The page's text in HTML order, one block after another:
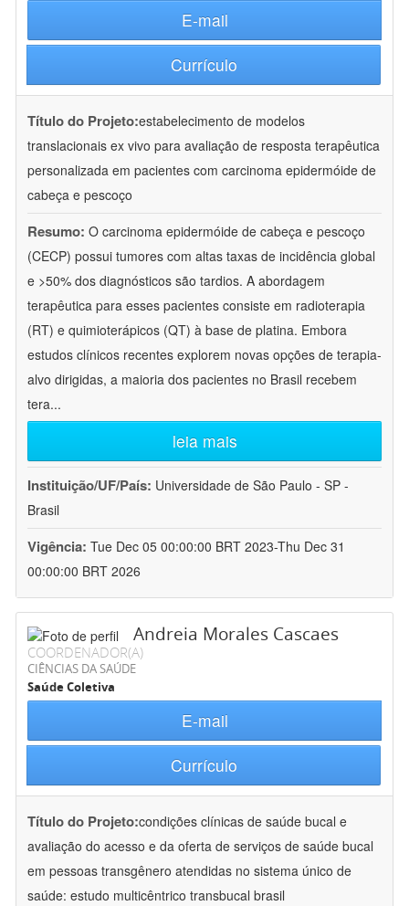
E-mail
Currículo
Título do Projeto:estabelecimento de modelos
translacionais ex vivo para avaliação de resposta terapêutica
personalizada em pacientes com carcinoma epidermóide de
cabeça e pescoço
Resumo: O carcinoma epidermóide de cabeça e pescoço
(CECP) possui tumores com altas taxas de incidência global
e >50% dos diagnósticos são tardios. A abordagem
terapêutica para esses pacientes consiste em radioterapia
(RT) e quimioterápicos (QT) à base de platina. Embora
estudos clínicos recentes explorem novas opções de terapia-
alvo dirigidas, a maioria dos pacientes no Brasil recebem
tera...
leia mais
Instituição/UF/País: Universidade de São Paulo - SP -
Brasil
Vigência: Tue Dec 05 00:00:00 BRT 2023-Thu Dec 31
00:00:00 BRT 2026
Andreia Morales Cascaes
COORDENADOR(A)
CIÊNCIAS DA SAÚDE
Saúde Coletiva
E-mail
Currículo
Título do Projeto:condições clínicas de saúde bucal e
avaliação do acesso e da oferta de serviços de saúde bucal
em pessoas transgênero atendidas no sistema único de
saúde: estudo multicêntrico transbucal brasil